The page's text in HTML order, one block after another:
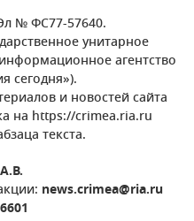
№ ФС77-57640.
унитарное
агентство
сегодня»).
и новостей сайта
на https://crimea.ria.ru
текста.
news.crimea@ria.ru